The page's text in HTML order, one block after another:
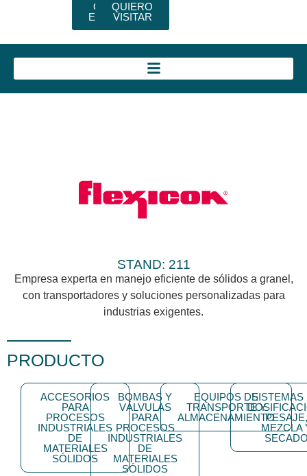
QUIERO
EXPONER
QUIERO
VISITAR
STAND: 211
Empresa experta en manejo eficiente de sólidos a granel,
con transportadores y soluciones personalizadas para
industrias exigentes.
PRODUCTO
ACCESORIOS
PARA
PROCESOS
INDUSTRIALES
DE
MATERIALES
SÓLIDOS
BOMBAS Y
VÁLVULAS
PARA
PROCESOS
INDUSTRIALES
DE
MATERIALES
SÓLIDOS
EQUIPOS DE
TRANSPORTE Y
ALMACENAMIENTO
SISTEMAS
PESAJE,
MEZCLA